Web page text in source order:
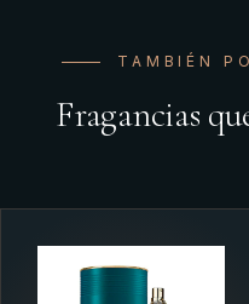
TAMBIÉN
Fragancias